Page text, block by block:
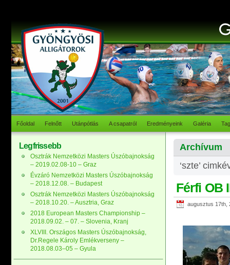
Főoldal Felnőtt Utánpótlás A csapatról Eredményeink Galéria
Archívum
‘szte’
Férfi OB
augusztus 17th,
Legfrissebb
Osztrák Nemzetközi Masters Úszóbajnokság
– 2019.02.08-10 – Graz
Évzáró Nemzetközi Masters Úszóbajnokság
– 2018.12.08. – Budapest
Osztrák Nemzetközi Masters Úszóbajnokság
– 2018.10.20. – Ausztria, Graz
2018 European Masters Championship –
2018.09.02. – 07. – Slovenia, Kranj
XLVIII. Országos Masters Úszóbajnokság,
Dr.Regele Károly Emlékverseny –
2018.08.03–05 – Gyula